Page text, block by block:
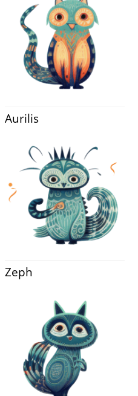
Aurilis
Zeph